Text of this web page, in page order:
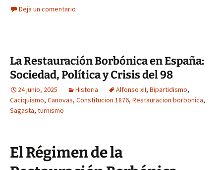
Deja un comentario
La Restauración Borbónica en España:
Sociedad, Política y Crisis del 98
24 junio, 2025 Historia Alfonso xII, Bipartidismo,
Caciquismo, Canovas, Constitucion 1876, Restauracion borbonica,
Sagasta, turnismo
El Régimen de la